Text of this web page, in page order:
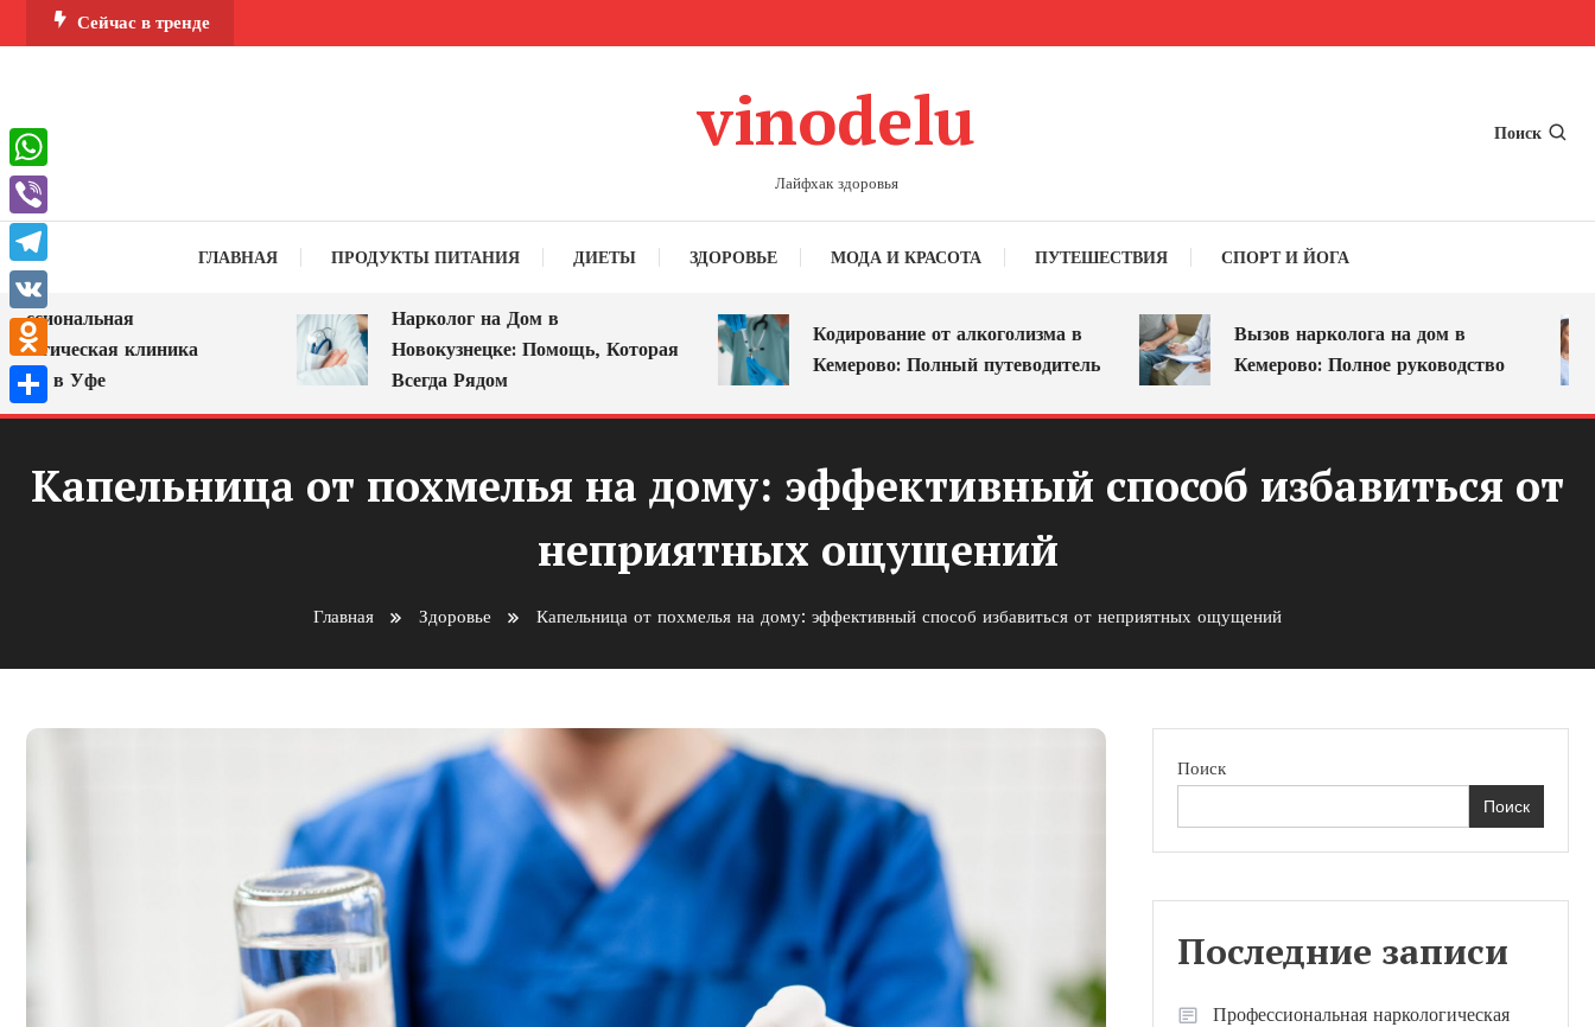
Перейти
к
Сейчас в тренде
vinodelu
Лайфхак здоровья
Поиск
ГЛАВНАЯ ПРОДУКТЫ ПИТАНИЯ ДИЕТЫ ЗДОРОВЬЕ МОДА И КРАСОТА ПУТЕШЕСТВИЯ СПОРТ И ЙОГА
клиника
в Уфе
Нарколог на Дом в
Новокузнецке: Помощь, Которая
Всегда Рядом
Кодирование от алкоголизма в
Кемерово: Полный путеводитель
Вызов нарколога на дом в
Кемерово: Полное руководство
Капельница от похмелья на дому: эффективный способ избавиться от
неприятных ощущений
Главная Здоровье Капельница от похмелья на дому: эффективный способ избавиться от неприятных ощущений
Поиск
Поиск
Последние записи
Профессиональная наркологическая
WhatsApp
Viber
Telegram
VK
Odnoklassniki
Отправить